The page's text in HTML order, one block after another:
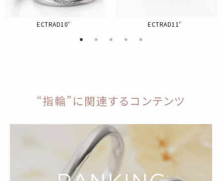
ECTRAD10゜ ECTRAD11゜
“指輪”に関連するコンテンツ